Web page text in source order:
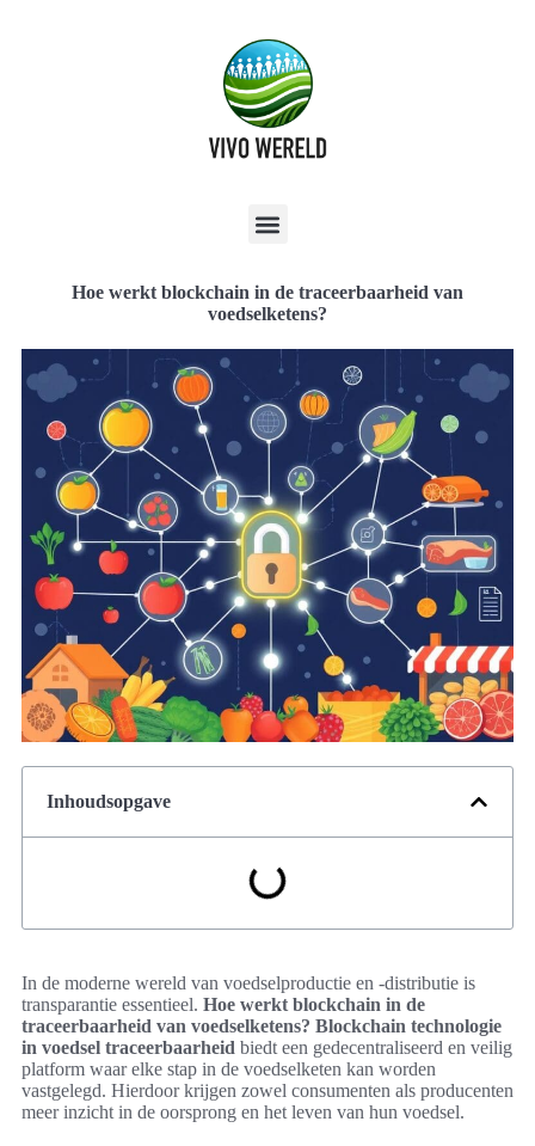
Hoe werkt blockchain in de traceerbaarheid van
voedselketens?
Inhoudsopgave
In de moderne wereld van voedselproductie en -distributie is
transparantie essentieel. Hoe werkt blockchain in de
traceerbaarheid van voedselketens? Blockchain technologie
in voedsel traceerbaarheid biedt een gedecentraliseerd en veilig
platform waar elke stap in de voedselketen kan worden
vastgelegd. Hierdoor krijgen zowel consumenten als producenten
meer inzicht in de oorsprong en het leven van hun voedsel.